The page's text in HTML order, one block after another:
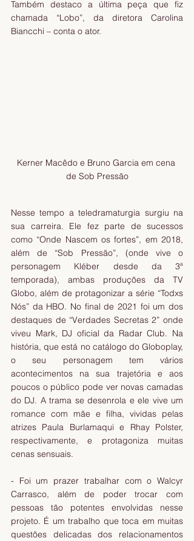
Também destaco a última peça que fiz
chamada “Lobo”, da diretora Carolina
Biancchi – conta o ator.
Kerner Macêdo e Bruno Garcia em cena
de Sob Pressão
Nesse tempo a teledramaturgia surgiu na
sua carreira. Ele fez parte de sucessos
como “Onde Nascem os fortes”, em 2018,
além de “Sob Pressão”, (onde vive o
personagem Kléber desde da 3ª
temporada), ambas produções da TV
Globo, além de protagonizar a série “Todxs
Nós” da HBO. No final de 2021 foi um dos
destaques de “Verdades Secretas 2” onde
viveu Mark, DJ oficial da Radar Club. Na
história, que está no catálogo do Globoplay,
o seu personagem tem vários
acontecimentos na sua trajetória e aos
poucos o público pode ver novas camadas
do DJ. A trama se desenrola e ele vive um
romance com mãe e filha, vividas pelas
atrizes Paula Burlamaqui e Rhay Polster,
respectivamente, e protagoniza muitas
cenas sensuais.
- Foi um prazer trabalhar com o Walcyr
Carrasco, além de poder trocar com
pessoas tão potentes envolvidas nesse
projeto. É um trabalho que toca em muitas
questões delicadas dos relacionamentos